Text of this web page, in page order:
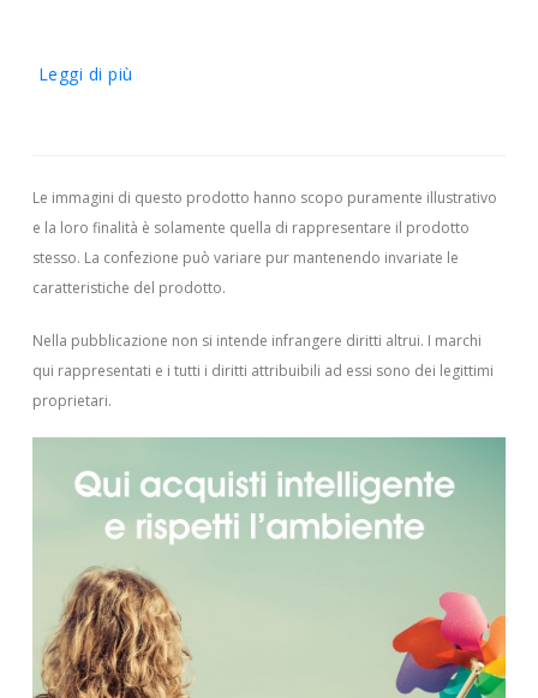
Leggi di più
Le immagini di questo prodotto hanno scopo puramente illustrativo
e la loro finalità è solamente quella di rappresentare il prodotto
stesso. La confezione può variare pur mantenendo invariate le
caratteristiche del prodotto.
Nella pubblicazione non si intende infrangere diritti altrui. I marchi
qui rappresentati e i tutti i diritti attribuibili ad essi sono dei legittimi
proprietari.